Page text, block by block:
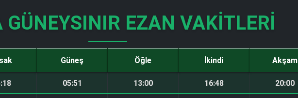
GÜNEYSINIR EZAN VAKITLERI
Güneş Öğle İkindi Akşam
05:51 13:00 16:48 20:00